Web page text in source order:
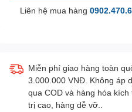
Liên hệ mua hàng
Miễn phí giao hàng toàn
3.000.000 VNĐ. Không áp
qua COD và hàng hóa
trị cao, hàng dễ vỡ..